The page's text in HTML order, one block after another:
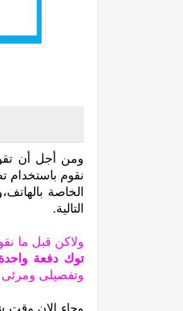
ومن أجل أن
نقوم باستخدام
الخاصة
التالية.
ولاكن قبل ما
توك دفعة
وتفصيلى ومرئى